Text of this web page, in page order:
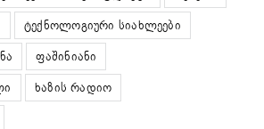
ტექნოლოგიური სიახლეები
ფაშინიანი
ხაზის რადიო